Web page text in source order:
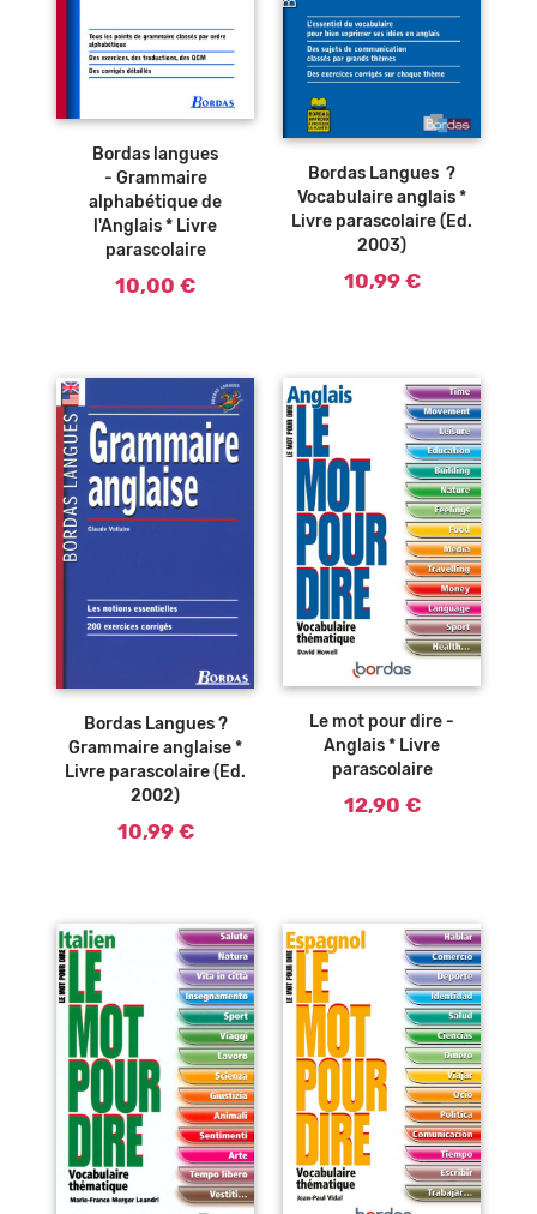
Ajouter au
Bordas langues
- Grammaire
alphabétique de
l'Anglais * Livre
parascolaire
10,00 €
Ajouter au
Bordas Langues ?
Vocabulaire anglais *
Livre parascolaire (Ed.
2003)
10,99 €
Ajouter au
Bordas Langues ?
Grammaire anglaise *
Livre parascolaire (Ed.
2002)
10,99 €
Ajouter au
Le mot pour dire -
Anglais * Livre
parascolaire
12,90 €